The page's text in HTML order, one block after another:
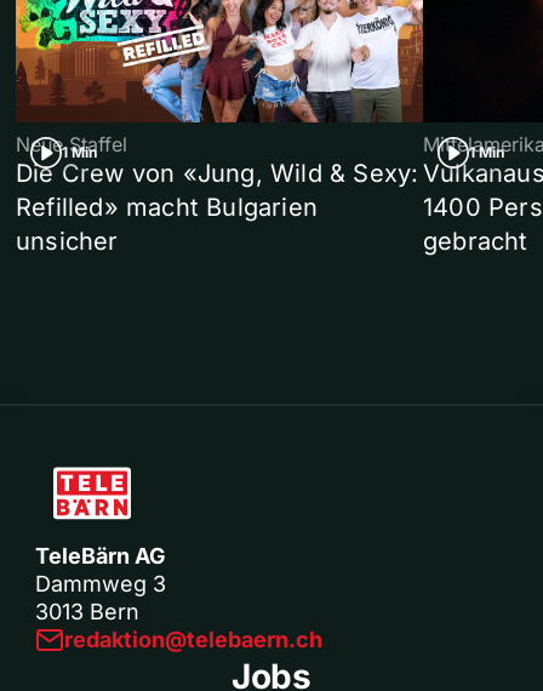
1 Min
Neue Staffel
Die Crew von «Jung, Wild & Sexy:
Refilled» macht Bulgarien
unsicher
1 Min
1400
gebracht
TeleBärn AG
Dammweg 3
3013 Bern
redaktion@telebaern.ch
Jobs